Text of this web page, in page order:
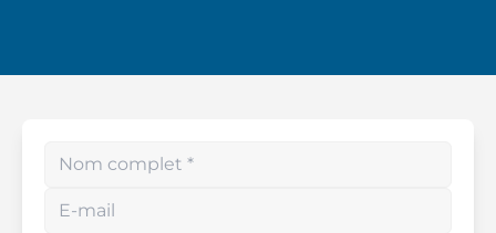
Enter your phone number